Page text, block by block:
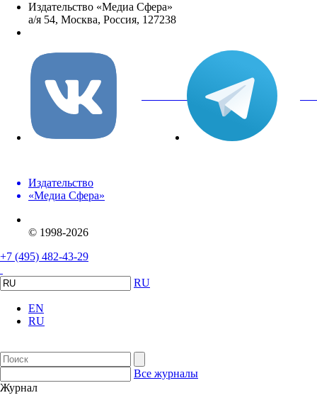
Издательство «Медиа Сфера»
а/я 54, Москва, Россия, 127238
вКонтакте
Издательство
«Медиа Сфера»
© 1998-2026
+7 (495) 482-43-29
RU
EN
RU
Все журналы
Журнал